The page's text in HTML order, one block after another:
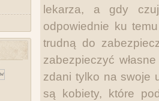
Kursy samoobrony dla kobiet Chorzów
lekarza, a gdy
odpowiednie ku
trudną do
zabezpieczyć
zdani tylko na swoje
są kobiety, które